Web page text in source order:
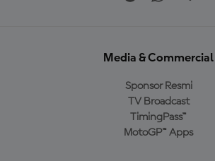
Media & Commercial
Sponsor Resmi
TV Broadcast
TimingPass™
MotoGP™ Apps